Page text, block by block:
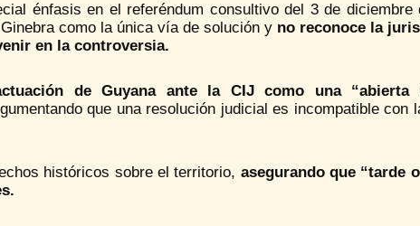
énfasis en el referéndum consultivo del 3 de
como la única vía de solución y no reconoce la
en la controversia.
de Guyana ante la CIJ como una
que una resolución judicial es incompatible con
históricos sobre el territorio, asegurando que “tarde